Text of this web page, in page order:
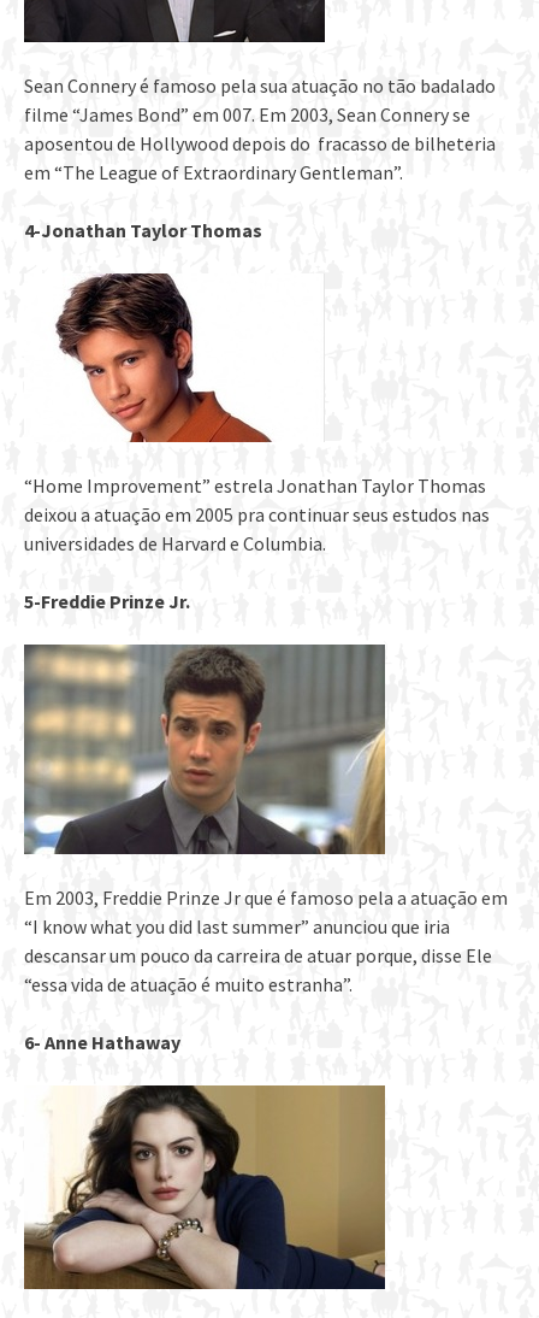
Sean Connery é famoso pela sua atuação no tão badalado
filme “James Bond” em 007. Em 2003, Sean Connery se
aposentou de Hollywood depois do fracasso de bilheteria
em “The League of Extraordinary Gentleman”.
4-Jonathan Taylor Thomas
“Home Improvement” estrela Jonathan Taylor Thomas
deixou a atuação em 2005 pra continuar seus estudos nas
universidades de Harvard e Columbia.
5-Freddie Prinze Jr.
Em 2003, Freddie Prinze Jr que é famoso pela a atuação em
“I know what you did last summer” anunciou que iria
descansar um pouco da carreira de atuar porque, disse Ele
“essa vida de atuação é muito estranha”.
6- Anne Hathaway